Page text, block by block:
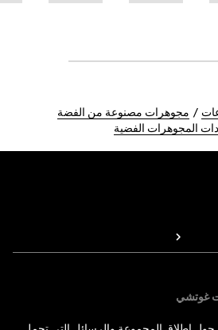
مجوهرات مصنوعة من الفضة
المجوهرات الفضية
غوتشي